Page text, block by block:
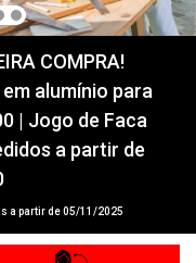
COMPRA!
alumínio para
| Jogo de Faca
a partir de
a partir de 05/11/2025